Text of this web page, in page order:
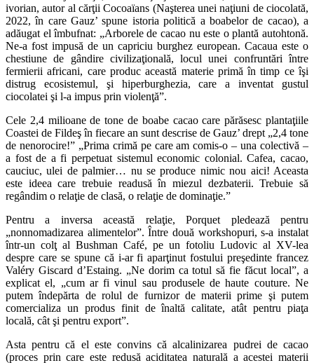
ivorian, autor al cărţii Cocoaïans (Naşterea unei naţiuni de ciocolată,
2022, în care Gauz’ spune istoria politică a boabelor de cacao), a
adăugat el îmbufnat: „Arborele de cacao nu este o plantă autohtonă.
Ne-a fost impusă de un capriciu burghez european. Cacaua este o
chestiune de gândire civilizaţională, locul unei confruntări între
fermierii africani, care produc această materie primă în timp ce îşi
distrug ecosistemul, şi hiperburghezia, care a inventat gustul
ciocolatei şi l-a impus prin violenţă”.
Cele 2,4 milioane de tone de boabe cacao care părăsesc plantaţiile
Coastei de Fildeş în fiecare an sunt descrise de Gauz’ drept „2,4 tone
de nenorocire!” „Prima crimă pe care am comis-o – una colectivă –
a fost de a fi perpetuat sistemul economic colonial. Cafea, cacao,
cauciuc, ulei de palmier… nu se produce nimic nou aici! Aceasta
este ideea care trebuie readusă în miezul dezbaterii. Trebuie să
regândim o relaţie de clasă, o relaţie de dominaţie.”
Pentru a inversa această relaţie, Porquet pledează pentru
„nonnomadizarea alimentelor”. Între două workshopuri, s-a instalat
într-un colţ al Bushman Café, pe un fotoliu Ludovic al XV-lea
despre care se spune că i-ar fi aparţinut fostului preşedinte francez
Valéry Giscard d’Estaing. „Ne dorim ca totul să fie făcut local”, a
explicat el, „cum ar fi vinul sau produsele de haute couture. Ne
putem îndepărta de rolul de furnizor de materii prime şi putem
comercializa un produs finit de înaltă calitate, atât pentru piaţa
locală, cât şi pentru export”.
Asta pentru că el este convins că alcalinizarea pudrei de cacao
(proces prin care este redusă aciditatea naturală a acestei materii